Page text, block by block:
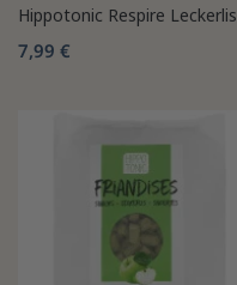
Hippotonic Respire Leckerlis
7,99 €